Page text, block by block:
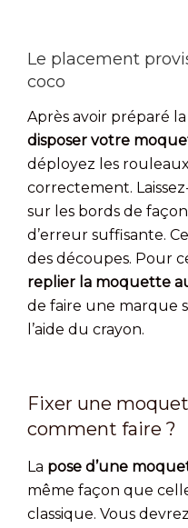
Le placement
coco
Après avoir préparé
disposer votre
déployez les
correctement.
sur les bords de
d’erreur suffisante.
des découpes. Pour
replier la moquette
de faire une marque
l’aide du crayon.
Fixer une
comment faire ?
La pose d’une
même façon que
classique. Vous